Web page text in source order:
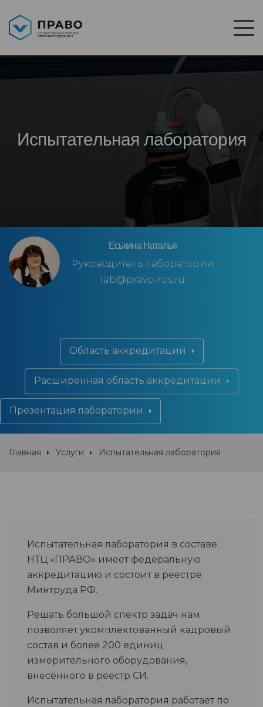
Испытательная лаборатория
Еськина Наталья
Руководитель лаборатории
lab@pravo-ros.ru
Область аккредитации
Расширенная область аккредитации
Презентация лаборатории
Главная Услуги Испытательная лаборатория
Испытательная лаборатория в составе
НТЦ «ПРАВО» имеет федеральную
аккредитацию и состоит в реестре
Минтруда РФ.
Решать большой спектр задач нам
позволяет укомплектованный кадровый
состав и более 200 единиц
измерительного оборудования,
внесённого в реестр СИ.
Испытательная лаборатория работает по